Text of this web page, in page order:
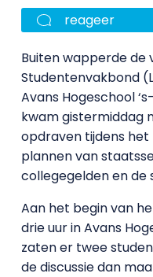
reageer
Buiten wapperde de
Studentenvakbond
Avans Hogeschool
kwam gistermiddag
opdraven tijdens
plannen van
collegegelden en de
Aan het begin van
drie uur in Avans
zaten er twee
de discussie dan